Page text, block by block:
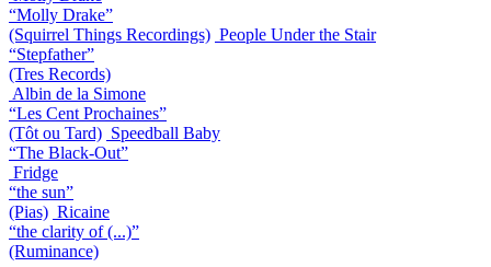
“Molly Drake”
(Squirrel Things Recordings) People Under the Stair
“Stepfather”
(Tres Records)
Albin de la Simone
“Les Cent Prochaines”
(Tôt ou Tard) Speedball Baby
“The Black-Out”
Fridge
“the sun”
(Pias) Ricaine
“the clarity of (...)”
(Ruminance)